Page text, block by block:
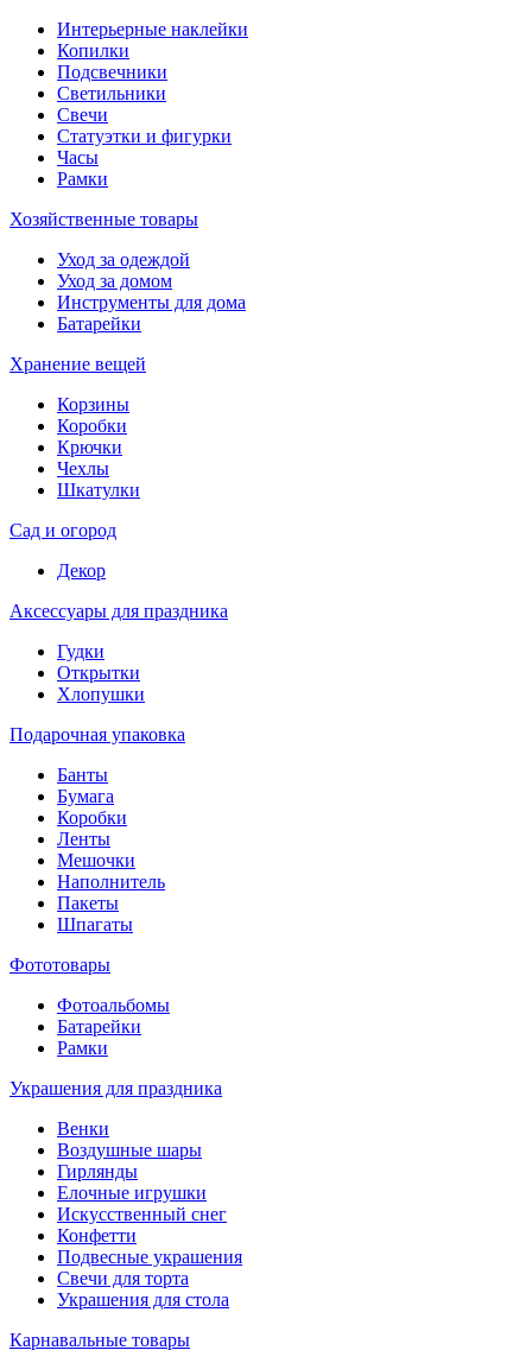
Интерьерные наклейки
Копилки
Подсвечники
Светильники
Свечи
Статуэтки и фигурки
Часы
Рамки
Хозяйственные товары
Уход за одеждой
Уход за домом
Инструменты для дома
Батарейки
Хранение вещей
Корзины
Коробки
Крючки
Чехлы
Шкатулки
Сад и огород
Декор
Аксессуары для праздника
Гудки
Открытки
Хлопушки
Подарочная упаковка
Банты
Бумага
Коробки
Ленты
Мешочки
Наполнитель
Пакеты
Шпагаты
Фототовары
Фотоальбомы
Батарейки
Рамки
Украшения для праздника
Венки
Воздушные шары
Гирлянды
Елочные игрушки
Искусственный снег
Конфетти
Подвесные украшения
Свечи для торта
Украшения для стола
Карнавальные товары